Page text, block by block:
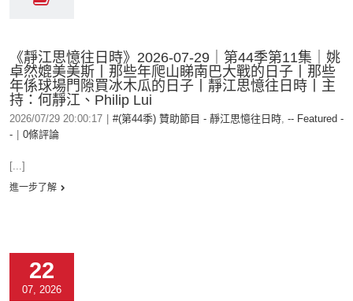
《靜江思憶往日時》2026-07-29｜第44季第11集｜姚
卓然媲美美斯丨那些年爬山睇南巴大戰的日子丨那些
年係球場門隙買冰木瓜的日子丨靜江思憶往日時丨主
持：何靜江、Philip Lui
2026/07/29 20:00:17 #(第44季) 贊助節目 - 靜江思憶往日時, -- Featured -
-
0條評論
[...]
進一步了解
22
07, 2026